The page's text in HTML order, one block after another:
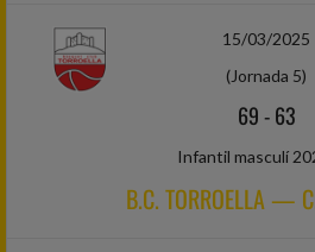
15/03/2025
(Jornada 5)
69-63
Infantil masculí
B.C. TORROELLA —